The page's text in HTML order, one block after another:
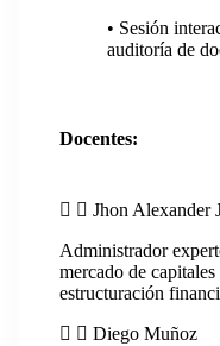
• Sesión
auditoría de
Docentes:
Jhon Alexander
Administrador
mercado de
estructuración
Diego Muñoz